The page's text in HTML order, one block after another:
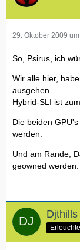
29. Oktober 2009
So, Psirus, ich
Wir alle hier,
ausgehen.
Hybrid-SLI ist
Die beiden
werden.
Und am Rande,
geowned werden.
Djthills